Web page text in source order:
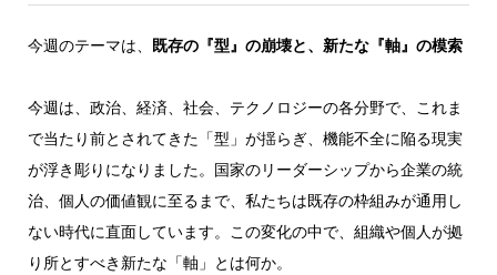
今週のテーマは、 既存の『型』の崩壊と、新たな『軸』の模索
今週は、政治、経済、社会、テクノロジーの各分野で、これま
で当たり前とされてきた「型」が揺らぎ、機能不全に陥る現実
が浮き彫りになりました。国家のリーダーシップから企業の統
治、個人の価値観に至るまで、私たちは既存の枠組みが通用し
ない時代に直面しています。この変化の中で、組織や個人が拠
り所とすべき新たな「軸」とは何か。